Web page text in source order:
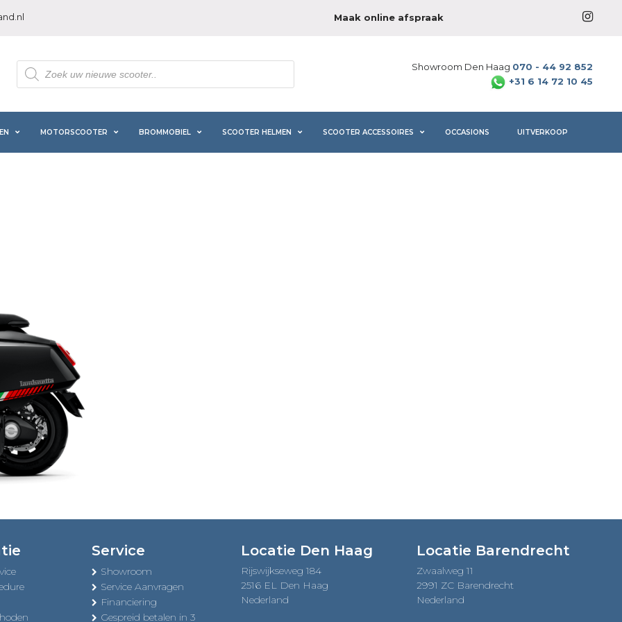
Maak online afspraak
Producten
zoeken
Showroom Den Haag 070 - 44 92 852
+31 6 14 72 10 45
MOTORSCOOTER BROMMOBIEL SCOOTER HELMEN SCOOTER ACCESSOIRES OCCASIONS UITVERKOOP
Service
Showroom
Service Aanvragen
Financiering
Gespreid betalen in 3
Locatie Den Haag
Rijswijkseweg 184
2516 EL Den Haag
Nederland
Locatie Barendrecht
Zwaalweg 11
2991 ZC Barendrecht
Nederland